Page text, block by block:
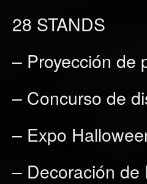
28 STANDS
– Proyección de
– Concurso de
– Expo
– Decoración de